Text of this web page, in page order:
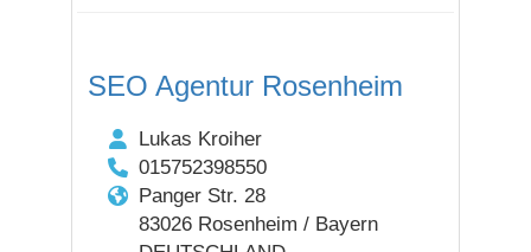
SEO Agentur Rosenheim
Lukas Kroiher
015752398550
Panger Str. 28
83026 Rosenheim / Bayern